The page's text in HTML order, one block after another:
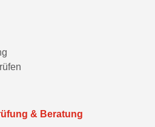
& Beratung